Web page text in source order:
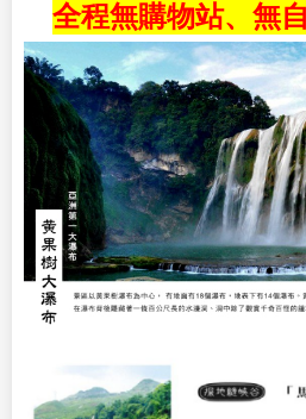
全程無購物站、無